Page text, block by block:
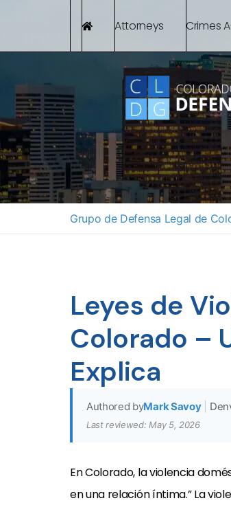
Attorneys Crimes
Grupo de Defensa Legal de
Leyes de
Colorado –
Explica
Authored byMark Savoy
Last reviewed: May 5, 2026
En Colorado, la violencia
en una relación íntima.” La